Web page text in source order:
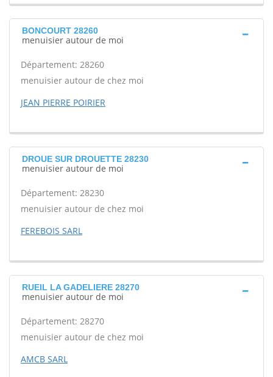
BONCOURT 28260
menuisier autour de moi
Département: 28260
menuisier autour de chez moi
JEAN PIERRE POIRIER
DROUE SUR DROUETTE 28230
menuisier autour de moi
Département: 28230
menuisier autour de chez moi
FEREBOIS SARL
RUEIL LA GADELIERE 28270
menuisier autour de moi
Département: 28270
menuisier autour de chez moi
AMCB SARL